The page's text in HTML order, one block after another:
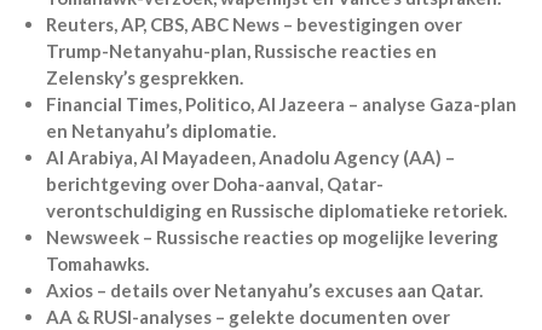
Reuters, AP, CBS, ABC News – bevestigingen over
Trump-Netanyahu-plan, Russische reacties en
Zelensky’s gesprekken.
Financial Times, Politico, Al Jazeera – analyse Gaza-plan
en Netanyahu’s diplomatie.
Al Arabiya, Al Mayadeen, Anadolu Agency (AA) –
berichtgeving over Doha-aanval, Qatar-
verontschuldiging en Russische diplomatieke retoriek.
Newsweek – Russische reacties op mogelijke levering
Tomahawks.
Axios – details over Netanyahu’s excuses aan Qatar.
AA & RUSI-analyses – gelekte documenten over